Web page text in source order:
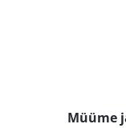
Müüme